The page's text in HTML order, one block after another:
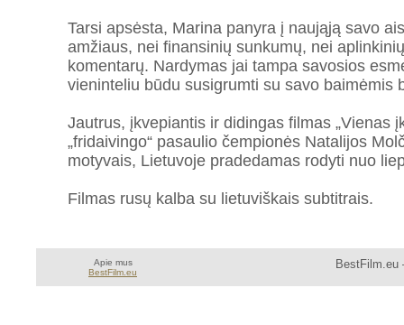
Tarsi apsėsta, Marina panyra į naująją savo
amžiaus, nei finansinių sunkumų, nei
komentarų. Nardymas jai tampa savosios
vieninteliu būdu susigrumti su savo baimėmis
Jautrus, įkvepiantis ir didingas filmas „Vienas
„fridaivingo“ pasaulio čempionės Natalijos
motyvais, Lietuvoje pradedamas rodyti nuo
Filmas rusų kalba su lietuviškais subtitrais.
Apie mus
BestFilm.eu